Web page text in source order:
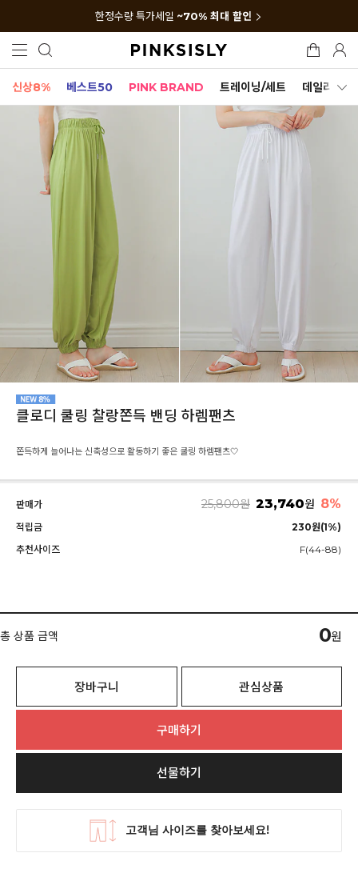
한정수량 특가세일 ~70% 최대 할인
신상8% 베스트50 PINK BRAND 트레이닝/세트 데일리세트
클로디 쿨링 찰랑쫀득 밴딩 하렘팬츠
쫀득하게 늘어나는 신축성으로 활동하기 좋은 쿨링 하렘팬츠🤍
판매가 25,800원 23,740원 8%
적립금
230원(1%)
추천사이즈
F(44-88)
총 상품 금액 0원
장바구니 관심상품
구매하기
선물하기